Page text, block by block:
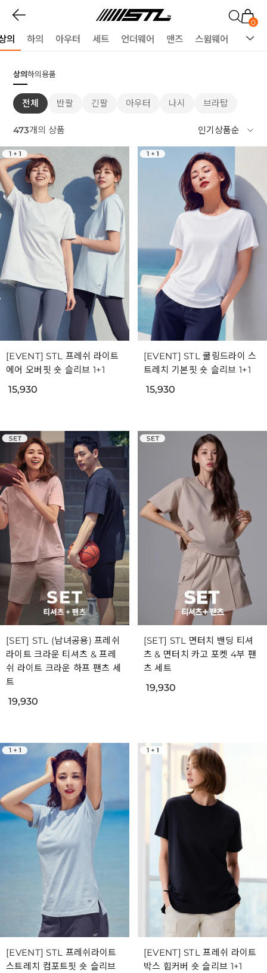
0
의 하의 아우터 세트 언더웨어 맨즈 스윔웨어 용품
상의하의용품
전체 반팔 긴팔 아우터 나시 브라탑
473개의 상품
[EVENT] STL 프레쉬 라이트
에어 오버핏 숏 슬리브 1+1
15,930
[EVENT] STL 쿨링드라이 스
트레치 기본핏 숏 슬리브 1+1
15,930
[SET] STL (남녀공용) 프레쉬
라이트 크라운 티셔츠 & 프레
쉬 라이트 크라운 하프 팬츠 세
트
19,930
[SET] STL 면터치 밴딩 티셔
츠 & 면터치 카고 포켓 4부 팬
츠 세트
19,930
[EVENT] STL 프레쉬라이트
스트레치 컴포트핏 숏 슬리브
[EVENT] STL 프레쉬 라이트
박스 힙커버 숏 슬리브 1+1